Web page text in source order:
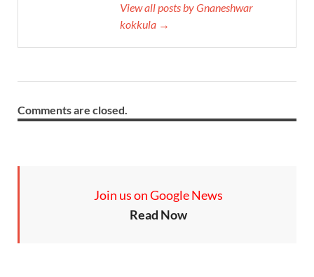
View all posts by Gnaneshwar
kokkula →
Comments are closed.
Join us on Google News
Read Now